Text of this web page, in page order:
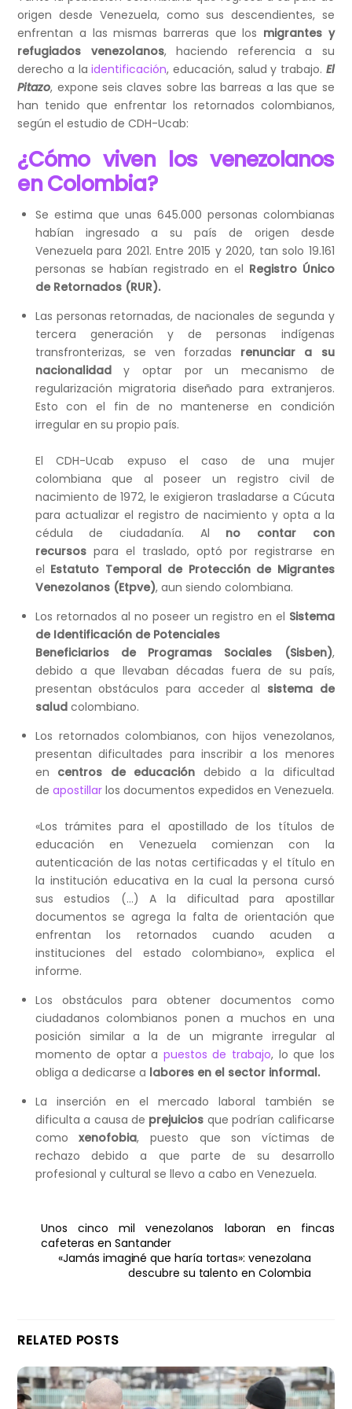
origen desde Venezuela, como sus descendientes, se
enfrentan a las mismas barreras que los migrantes y
refugiados venezolanos, haciendo referencia a su
derecho a laidentificación, educación, salud y trabajo. El
Pitazo, expone seis claves sobre las barreas a las que se
han tenido que enfrentar los retornados colombianos,
según el estudio de CDH-Ucab:
¿Cómo viven los venezolanos
en Colombia?
Se estima que unas 645.000 personas colombianas
habían ingresado a su país de origen desde
Venezuela para 2021. Entre 2015 y 2020, tan solo 19.161
personas se habían registrado en el Registro Único
de Retornados (RUR).
Las personas retornadas, de nacionales de segunda y
tercera generación y de personas indígenas
transfronterizas, se ven forzadas renunciar a su
nacionalidady optar por un mecanismo de
regularización migratoria diseñado para extranjeros.
Esto con el fin de no mantenerse en condición
irregular en su propio país.
El CDH-Ucab expuso el caso de una mujer
colombiana que al poseer un registro civil de
nacimiento de 1972, le exigieron trasladarse a Cúcuta
para actualizar el registro de nacimiento y opta a la
cédula de ciudadanía. Al no contar con
recursospara el traslado, optó por registrarse en
el Estatuto Temporal de Protección de Migrantes
Venezolanos (Etpve), aun siendo colombiana.
Los retornados al no poseer un registro en el Sistema
de Identificación de Potenciales
Beneficiarios de Programas Sociales (Sisben),
debido a que llevaban décadas fuera de su país,
presentan obstáculos para acceder al sistema de
saludcolombiano.
Los retornados colombianos, con hijos venezolanos,
presentan dificultades para inscribir a los menores
en centros de educación debido a la dificultad
de apostillar los documentos expedidos en Venezuela.
«Los trámites para el apostillado de los títulos de
educación en Venezuela comienzan con la
autenticación de las notas certificadas y el título en
la institución educativa en la cual la persona cursó
sus estudios (…) A la dificultad para apostillar
documentos se agrega la falta de orientación que
enfrentan los retornados cuando acuden a
instituciones del estado colombiano», explica el
informe.
Los obstáculos para obtener documentos como
ciudadanos colombianos ponen a muchos en una
posición similar a la de un migrante irregular al
momento de optar a puestos de trabajo, lo que los
obliga a dedicarse a labores en el sector informal.
La inserción en el mercado laboral también se
dificulta a causa de prejuicios que podrían calificarse
comoxenofobia, puesto que son víctimas de
rechazo debido a que parte de su desarrollo
profesional y cultural se llevo a cabo en Venezuela.
Unos cinco mil venezolanos laboran en fincas
cafeteras en Santander
«Jamás imaginé que haría tortas»: venezolana
descubre su talento en Colombia
RELATED POSTS